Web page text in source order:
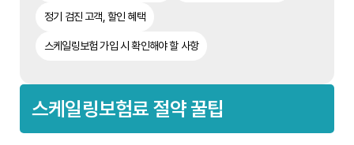
정기 검진 고객, 할인 혜택
스케일링보험 가입 시 확인해야 할 사항
스케일링보험료 절약 꿀팁